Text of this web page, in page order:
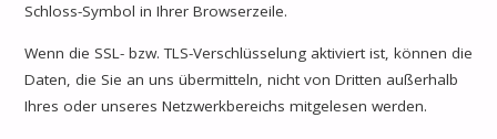
Schloss-Symbol in Ihrer Browserzeile.
Wenn die SSL- bzw. TLS-Verschlüsselung aktiviert ist, können die
Daten, die Sie an uns übermitteln, nicht von Dritten außerhalb
Ihres oder unseres Netzwerkbereichs mitgelesen werden.